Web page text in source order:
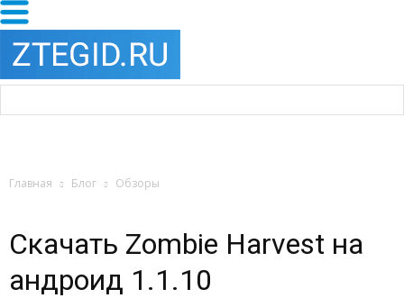
Главная Блог Обзоры
Скачать Zombie Harvest на
андроид 1.1.10